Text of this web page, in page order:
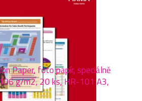
Paper, foto papír, speciálně
g/m2, 20 ks, HR-101 A3,